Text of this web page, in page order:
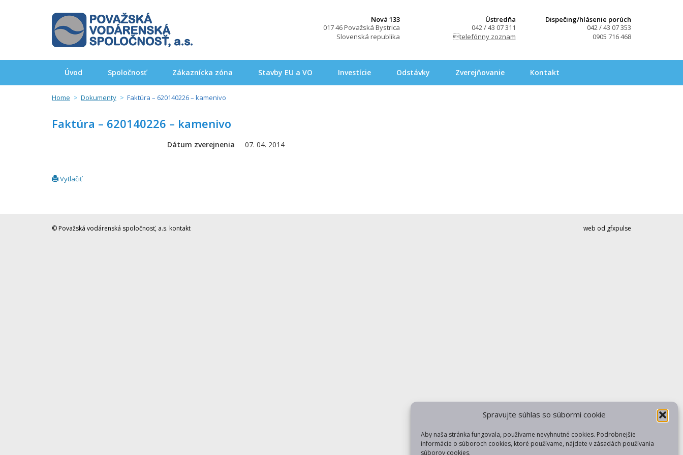
Spravujte súhlas so súbormi cookie
Aby naša stránka fungovala, používame nevyhnutné cookies. Podrobnejšie
informácie o súboroch cookies, ktoré používame, nájdete v zásadách používania
súborov cookies.
Nová 133
017 46 Považská Bystrica
Slovenská republika
Ústredňa
042 / 43 07 311
telefónny zoznam
Dispečing/hlásenie porúch
042 / 43 07 353
0905 716 468
Úvod Spoločnosť Zákaznícka zóna Stavby EU a VO Investície Odstávky Zverejňovanie Kontakt
Home Dokumenty Faktúra – 620140226 – kamenivo
Faktúra – 620140226 – kamenivo
Dátum zverejnenia 07. 04. 2014
Vytlačiť
© Považská vodárenská spoločnosť, a.s. kontakt web od gfxpulse